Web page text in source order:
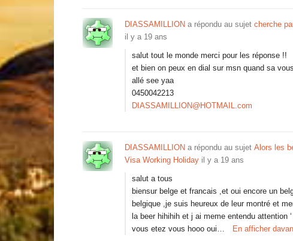
DIASSAMILLION a répondu au sujet cherche
il y a 19 ans
salut tout le monde merci pour les réponse !!
et bien on peux en dial sur msn quand sa
allé see yaa
0450042213
DIASSAMILLION@HOTMAIL.com
DIASSAMILLION a répondu au sujet Alors les
Visa Working Holiday il y a 19 ans
salut a tous
biensur belge et francais ,et oui encore un
belgique ,je suis heureux de leur montré et
la beer hihihih et j ai meme entendu attention
vous etez vous hooo oui…
En afficher